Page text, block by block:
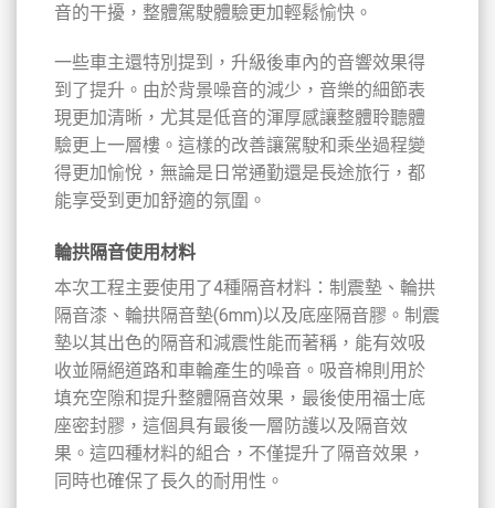
音的干擾，整體駕駛體驗更加輕鬆愉快。
一些車主還特別提到，升級後車內的音響效果得
到了提升。由於背景噪音的減少，音樂的細節表
現更加清晰，尤其是低音的渾厚感讓整體聆聽體
驗更上一層樓。這樣的改善讓駕駛和乘坐過程變
得更加愉悅，無論是日常通勤還是長途旅行，都
能享受到更加舒適的氛圍。
輪拱隔音使用材料
本次工程主要使用了4種隔音材料：制震墊、輪拱
隔音漆、輪拱隔音墊(6mm)以及底座隔音膠。制震
墊以其出色的隔音和減震性能而著稱，能有效吸
收並隔絕道路和車輪產生的噪音。吸音棉則用於
填充空隙和提升整體隔音效果，最後使用福士底
座密封膠，這個具有最後一層防護以及隔音效
果。這四種材料的組合，不僅提升了隔音效果，
同時也確保了長久的耐用性。